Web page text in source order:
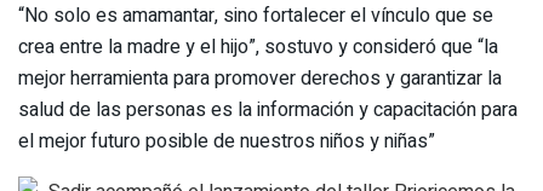
“No solo es amamantar, sino fortalecer el vínculo que se
crea entre la madre y el hijo”, sostuvo y consideró que “la
mejor herramienta para promover derechos y garantizar la
salud de las personas es la información y capacitación para
el mejor futuro posible de nuestros niños y niñas”